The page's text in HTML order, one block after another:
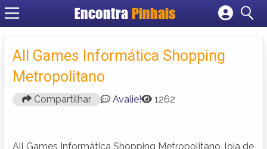
Encontra Pinhais
Cadastrar empresa
Criar conta
All Games Informática Shopping
Metropolitano
Compartilhar Avalie! 1262
All Games Informática Shopping Metropolitano, loja de